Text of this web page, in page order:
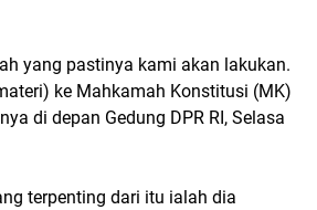
yang pastinya kami akan lakukan.
ke Mahkamah Konstitusi (MK)
di depan Gedung DPR RI, Selasa
terpenting dari itu ialah dia